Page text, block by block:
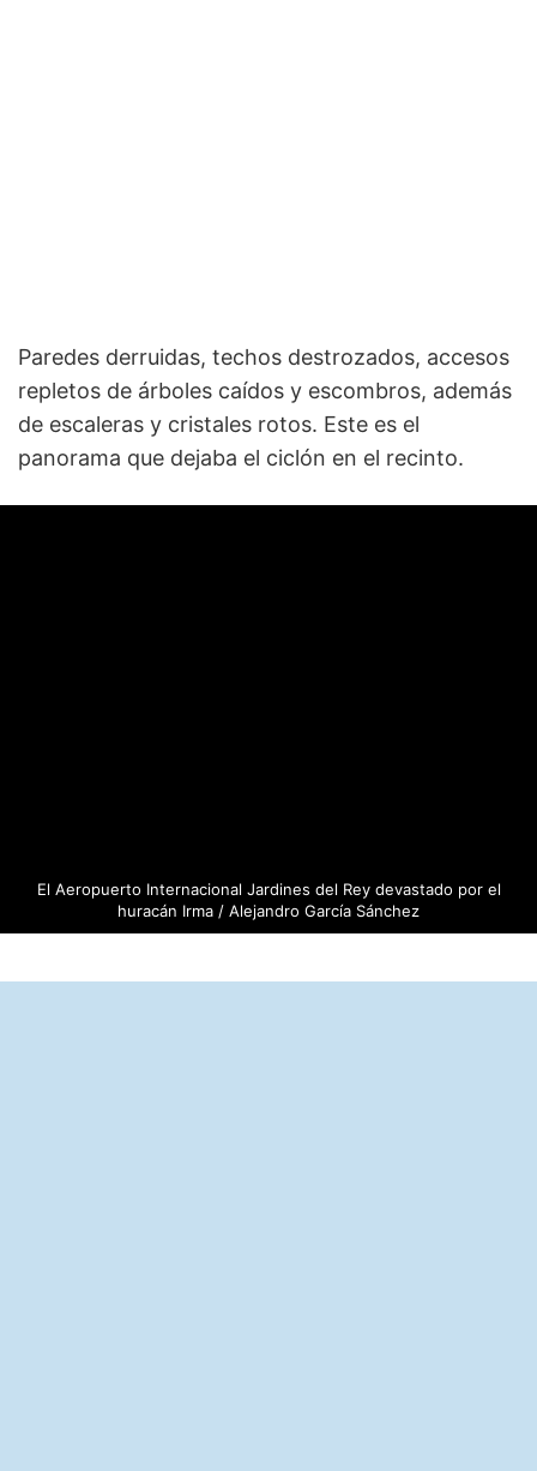
Paredes derruidas, techos destrozados, accesos
repletos de árboles caídos y escombros, además
de escaleras y cristales rotos. Este es el
panorama que dejaba el ciclón en el recinto.
El Aeropuerto Internacional Jardines del Rey devastado por el
huracán Irma / Alejandro García Sánchez